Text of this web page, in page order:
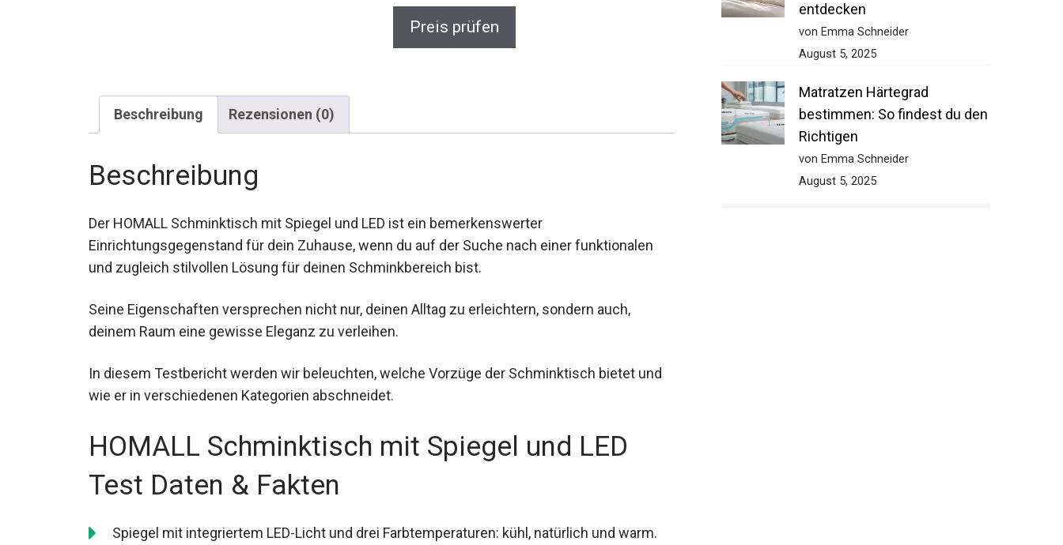
Preis prüfen
Beschreibung Rezensionen (0)
Beschreibung
Der HOMALL Schminktisch mit Spiegel und LED ist ein bemerkenswerter
Einrichtungsgegenstand für dein Zuhause, wenn du auf der Suche nach einer funktionalen
und zugleich stilvollen Lösung für deinen Schminkbereich bist.
Seine Eigenschaften versprechen nicht nur, deinen Alltag zu erleichtern, sondern auch,
deinem Raum eine gewisse Eleganz zu verleihen.
In diesem Testbericht werden wir beleuchten, welche Vorzüge der Schminktisch bietet und
wie er in verschiedenen Kategorien abschneidet.
HOMALL Schminktisch mit Spiegel und LED
Test Daten & Fakten
Spiegel mit integriertem LED-Licht und drei Farbtemperaturen: kühl, natürlich und warm.
entdecken
von Emma Schneider
August 5, 2025
Matratzen Härtegrad
bestimmen: So findest du den
Richtigen
von Emma Schneider
August 5, 2025